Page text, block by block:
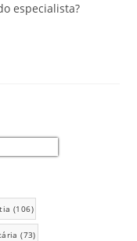
especialista?
(106)
(73)